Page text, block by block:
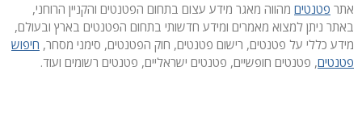
אתר פטנטים מהווה מאגר מידע עצום בתחום הפטנטים והקניין הרוחני,
באתר ניתן למצוא מאמרים ומידע חדשותי בתחום הפטנטים בארץ ובעולם,
מידע כללי על פטנטים, רישום פטנטים, חוק הפטנטים, סימני מסחר, חיפוש
פטנטים, פטנטים חופשיים, פטנטים ישראליים, פטנטים רשומים ועוד.